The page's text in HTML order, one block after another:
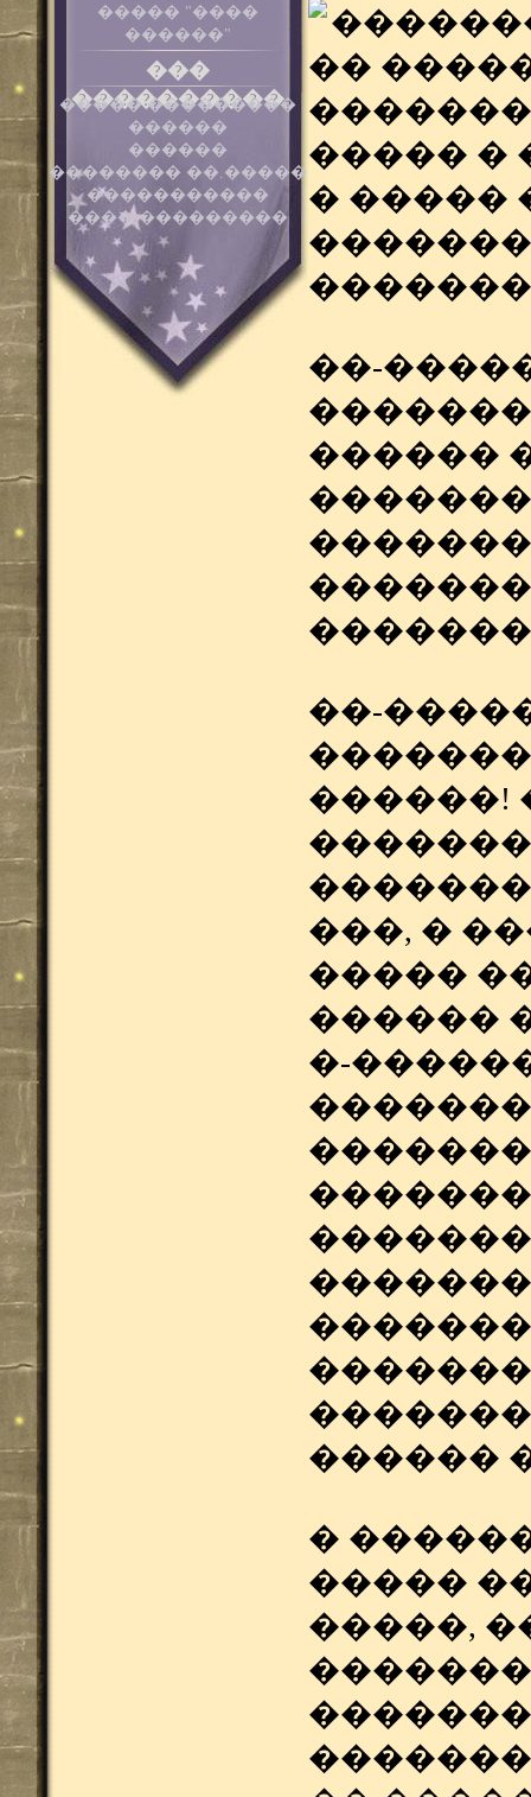
��
����� �
� �����
��-
������
��-
������!
�������
���, �
�����
������
�-
������
�
�����
�����,
����� "����
������"
���
����������
����� ���������
������
������
�������� ��.�����
�����������
���� ���������